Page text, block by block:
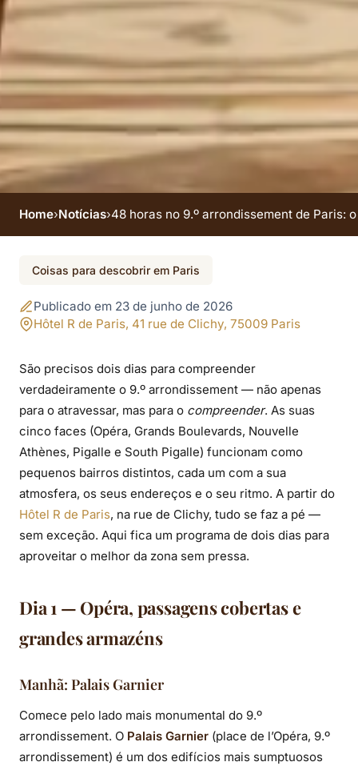
48 horas no 9.º
arrondissement de
Paris: o itinerário
ideal a partir do hotel
Home›Notícias›48 horas no 9.º arrondissement de Paris:
Coisas para descobrir em Paris
Publicado em 23 de junho de 2026
Hôtel R de Paris, 41 rue de Clichy, 75009 Paris
São precisos dois dias para compreender
verdadeiramente o 9.º arrondissement — não apenas
para o atravessar, mas para o compreender. As suas
cinco faces (Opéra, Grands Boulevards, Nouvelle
Athènes, Pigalle e South Pigalle) funcionam como
pequenos bairros distintos, cada um com a sua
atmosfera, os seus endereços e o seu ritmo. A partir do
Hôtel R de Paris, na rue de Clichy, tudo se faz a pé —
sem exceção. Aqui fica um programa de dois dias para
aproveitar o melhor da zona sem pressa.
Dia 1 — Opéra, passagens cobertas e
grandes armazéns
Manhã: Palais Garnier
Comece pelo lado mais monumental do 9.º
arrondissement. O Palais Garnier (place de l’Opéra, 9.º
arrondissement) é um dos edifícios mais sumptuosos